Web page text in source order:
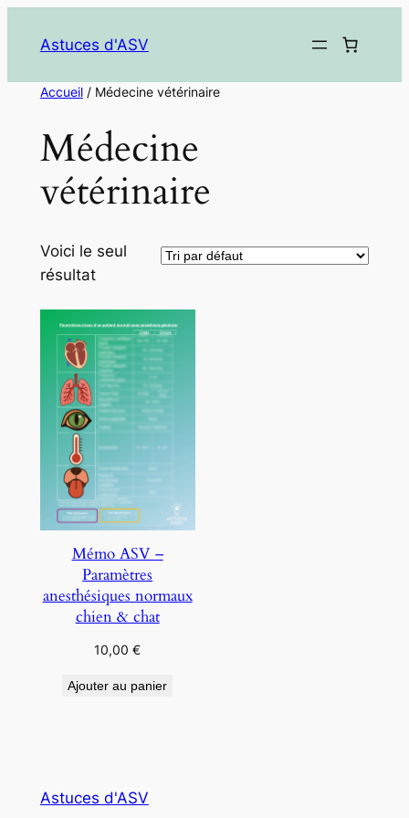
Astuces d'ASV
Accueil/ Médecine vétérinaire
Médecine
vétérinaire
Voici le seul
résultat
Mémo ASV –
Paramètres
anesthésiques normaux
chien & chat
10,00€
Ajouter au panier
Astuces d'ASV